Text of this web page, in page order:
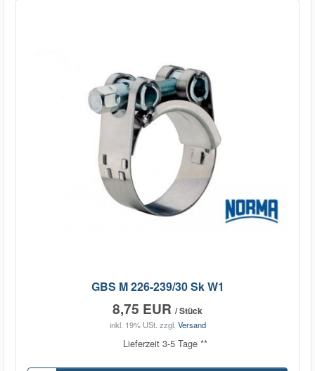
GBS M 226-239/30 Sk W1
8,75 EUR / Stück
inkl. 19% USt. zzgl. Versand
Lieferzeit 3-5 Tage **